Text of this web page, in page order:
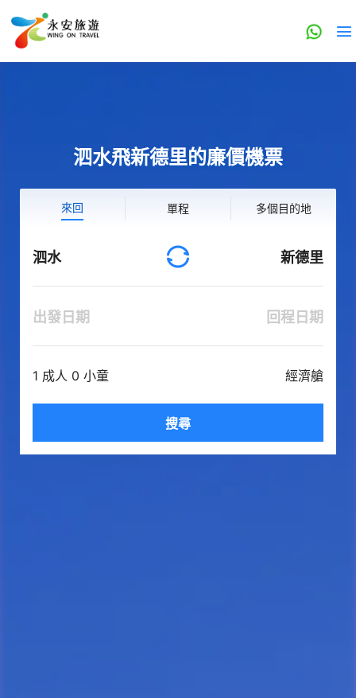
泗水飛新德里的廉價機票
來回 單程 多個目的地
泗水 新德里
出發日期 回程日期
1 成人 0 小童 經濟艙
搜尋